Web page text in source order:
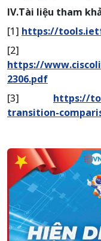
IV.Tài liệu tham
[1] https://
[2]
https://
2306.pdf
[3] https://
transition-